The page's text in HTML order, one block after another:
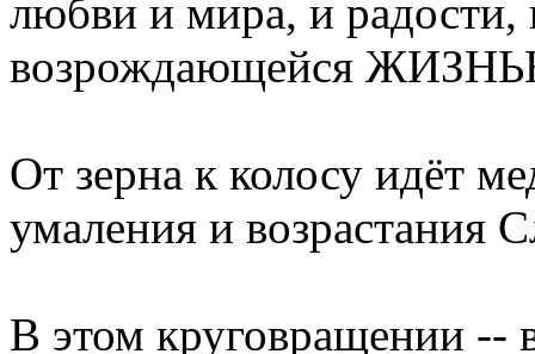
любви и мира, и радости,
возрождающейся
От зерна к колосу идёт
умаления и возрастания
В этом круговращении --